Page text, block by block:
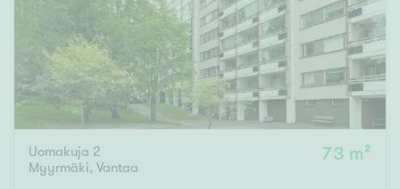
Välttävä
Ominaisuudet
Hissi
Järvi- tai merinäköala
Maalämpö
Oma ranta
Uomakuja 2
Myyrmäki, Vantaa
73 m²